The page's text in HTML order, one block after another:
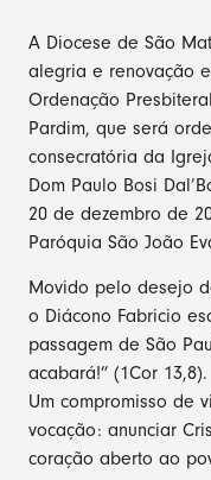
A Diocese de São
alegria e renovação
Ordenação
Pardim, que será
consecratória da
Dom Paulo Bosi
20 de dezembro de
Paróquia São João
Movido pelo desejo
o Diácono Fabricio
passagem de São
acabará!” (1Cor 13,8).
Um compromisso de
vocação: anunciar
coração aberto ao